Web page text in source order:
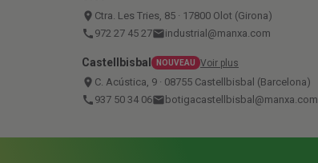
place Ctra. Les Tries, 85 · 17800 Olot (Girona)
call 972 27 45 27emailindustrial@manxa.com
Castellbisbal NOUVEAU Voir plus
place C. Acústica, 9 · 08755 Castellbisbal (Barcelona)
call 937 50 34 06email botigacastellbisbal@manxa.com